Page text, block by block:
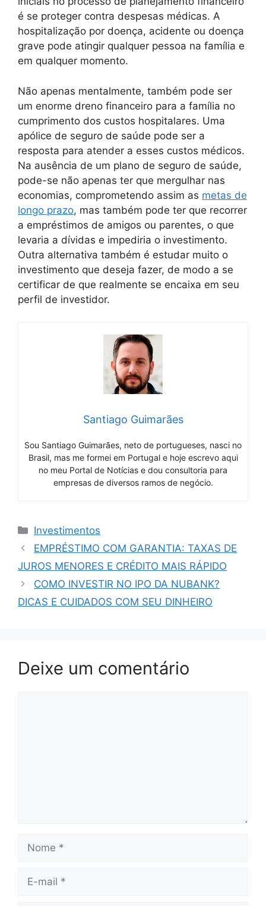
é se proteger contra despesas médicas. A
hospitalização por doença, acidente ou doença
grave pode atingir qualquer pessoa na família e
em qualquer momento.
Não apenas mentalmente, também pode ser
um enorme dreno financeiro para a família no
cumprimento dos custos hospitalares. Uma
apólice de seguro de saúde pode ser a
resposta para atender a esses custos médicos.
Na ausência de um plano de seguro de saúde,
pode-se não apenas ter que mergulhar nas
economias, comprometendo assim as metas de
longo prazo, mas também pode ter que recorrer
a empréstimos de amigos ou parentes, o que
levaria a dívidas e impediria o investimento.
Outra alternativa também é estudar muito o
investimento que deseja fazer, de modo a se
certificar de que realmente se encaixa em seu
perfil de investidor.
Santiago Guimarães
Sou Santiago Guimarães, neto de portugueses, nasci no
Brasil, mas me formei em Portugal e hoje escrevo aqui
no meu Portal de Notícias e dou consultoria para
empresas de diversos ramos de negócio.
Categorias
Investimentos
EMPRÉSTIMO COM GARANTIA: TAXAS DE
JUROS MENORES E CRÉDITO MAIS RÁPIDO
COMO INVESTIR NO IPO DA NUBANK?
DICAS E CUIDADOS COM SEU DINHEIRO
Deixe um comentário
Nome